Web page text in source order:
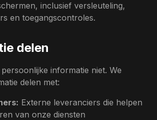
inclusief versleuteling,
en toegangscontroles.
delen
informatie niet. We
delen met:
Externe leveranciers die helpen
van onze diensten